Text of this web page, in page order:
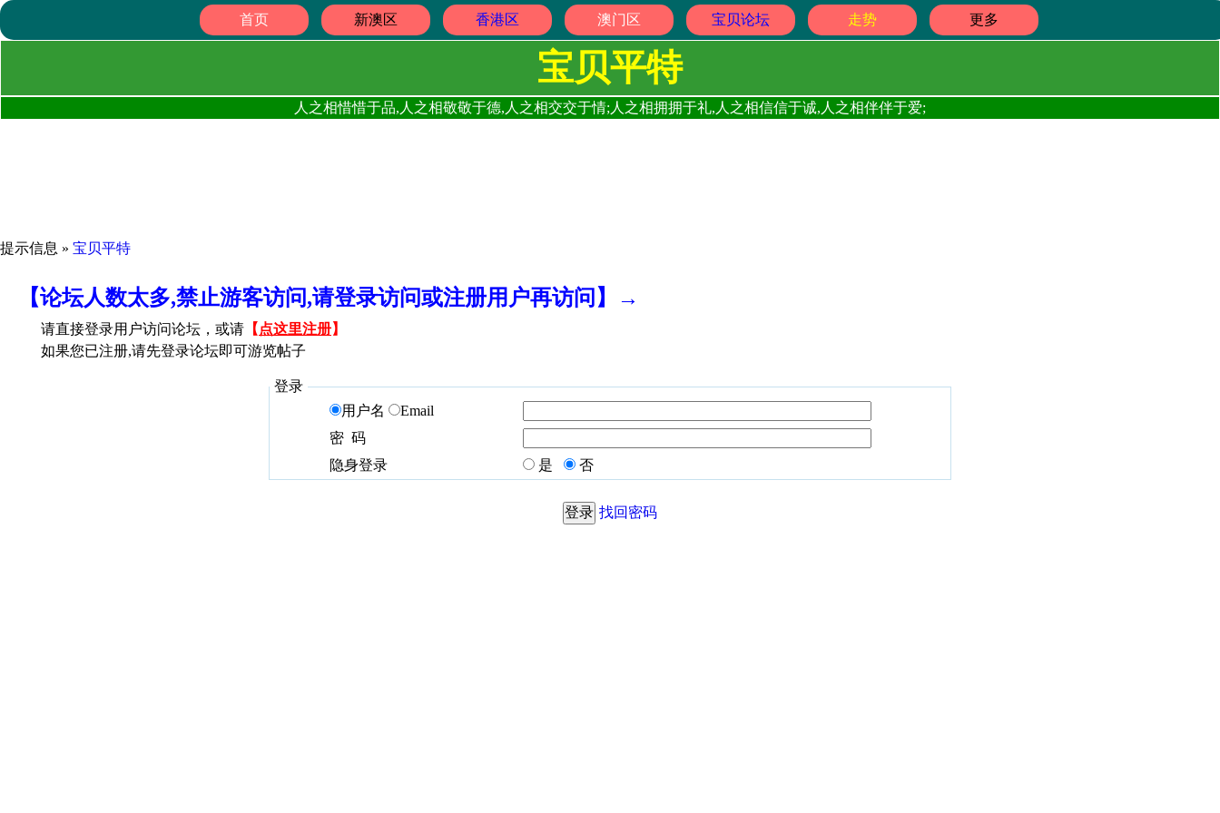
首页 新澳区 香港区 澳门区 宝贝论坛 走势 更多
宝贝平特
人之相惜惜于品,人之相敬敬于德,人之相交交于情;人之相拥拥于礼,人之相信信于诚,人之相伴伴于爱;
提示信息 » 宝贝平特
【论坛人数太多,禁止游客访问,请登录访问或注册用户再访问】→
请直接登录用户访问论坛，或请 【 点这里注册】
如果您已注册,请先登录论坛即可游览帖子
登录
用户名
Email
密 码
隐身登录
是 否
找回密码